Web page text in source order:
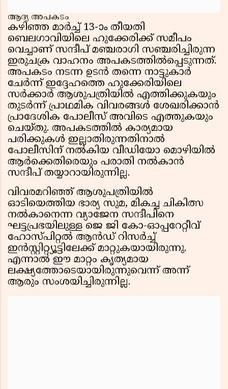
ആദ്യ അപകടം
കഴിഞ്ഞ മാർച്ച് 13-ാം തീയതി
ബെലഗാവിയിലെ ഹുക്കേരിക്ക് സമീപം
വെച്ചാണ് സന്ദീപ് മഞ്ചരാഗി സഞ്ചരിച്ചിരുന്ന
ഇരുചക്ര വാഹനം അപകടത്തിൽപ്പെടുന്നത്.
അപകടം നടന്ന ഉടൻ തന്നെ നാട്ടുകാർ
ചേർന്ന് ഇദ്ദേഹത്തെ ഹുക്കേരിയിലെ
സർക്കാർ ആശുപത്രിയിൽ എത്തിക്കുകയും
തുടർന്ന് പ്രാഥമിക വിവരങ്ങൾ ശേഖരിക്കാൻ
പ്രാദേശിക പോലീസ് അവിടെ എത്തുകയും
ചെയ്തു. അപകടത്തിൽ കാര്യമായ
പരിക്കുകൾ ഇല്ലാതിരുന്നതിനാൽ
പോലീസിന് നൽകിയ വീഡിയോ മൊഴിയിൽ
ആർക്കെതിരെയും പരാതി നൽകാൻ
സന്ദീപ് തയ്യാറായിരുന്നില്ല.
വിവരമറിഞ്ഞ് ആശുപത്രിയിൽ
ഓടിയെത്തിയ ഭാര്യ സുമ, മികച്ച ചികിത്സ
നൽകാനെന്ന വ്യാജേന സന്ദീപിനെ
ഘട്ടപ്രഭയിലുള്ള ജെ ജി കോ-ഓപ്പറേറ്റീവ്
ഹോസ്പിറ്റൽ ആൻഡ് റിസർച്ച്
ഇൻസ്റ്റിറ്റ്യൂട്ടിലേക്ക് മാറ്റുകയായിരുന്നു.
എന്നാൽ ഈ മാറ്റം കൃത്യമായ
ലക്ഷ്യത്തോടെയായിരുന്നുവെന്ന് അന്ന്
ആരും സംശയിച്ചിരുന്നില്ല.